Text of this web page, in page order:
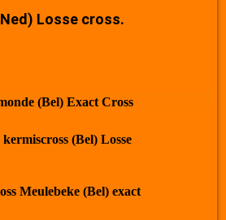
Losse cross.
(Bel) Exact Cross
(Bel) Losse
Meulebeke (Bel) exact